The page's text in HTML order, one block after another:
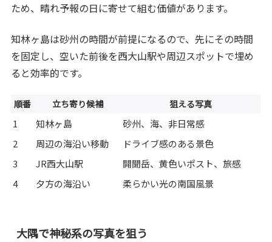
ため、晴れ予報の日に寄せて組む価値があります。
知林ヶ島は砂州の時間が前提になるので、先にその時間
を固定し、空いた前後を西大山駅や周辺スポットで埋め
ると効率的です。
順番 立ち寄り候補 狙える写真
1 知林ヶ島
砂州、海、非日常感
2
周辺の海沿い移動
ドライブ感のある景色
3
JR西大山駅
開聞岳、黄色いポスト、旅感
4
夕方の海沿い 柔らかい光の南国風景
大隅で神秘系の写真を狙う